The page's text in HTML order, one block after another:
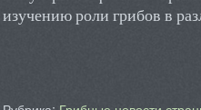
изучению роли грибов в